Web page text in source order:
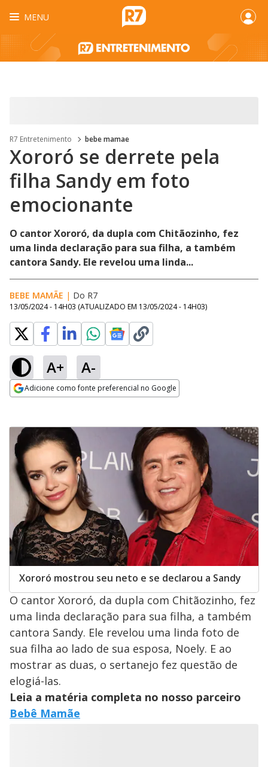
MENU
R7 Entretenimento bebe mamae
Xororó se derrete pela
filha Sandy em foto
emocionante
O cantor Xororó, da dupla com Chitãozinho, fez
uma linda declaração para sua filha, a também
cantora Sandy. Ele revelou uma linda...
BEBE MAMÃE | Do R7
13/05/2024 - 14H03 (ATUALIZADO EM 13/05/2024 - 14H03)
A+ A-
Adicione como fonte preferencial no Google
Xororó mostrou seu neto e se declarou a Sandy
O cantor Xororó, da dupla com Chitãozinho, fez
uma linda declaração para sua filha, a também
cantora Sandy. Ele revelou uma linda foto de
sua filha ao lado de sua esposa, Noely. E ao
mostrar as duas, o sertanejo fez questão de
elogiá-las.
Leia a matéria completa no nosso parceiro
Bebê Mamãe